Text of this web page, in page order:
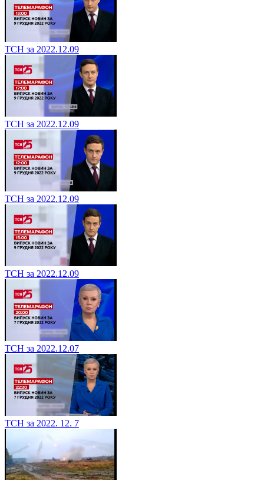
ТСН за 2022.12.09
ТСН за 2022.12.09
ТСН за 2022.12.09
ТСН за 2022.12.09
ТСН за 2022.12.07
ТСН за 2022. 12. 7